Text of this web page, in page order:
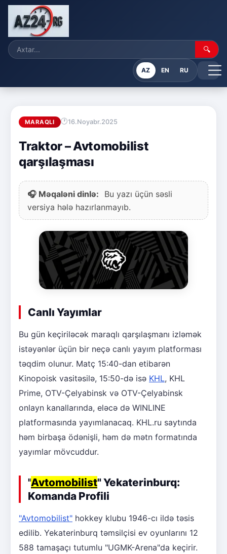
🔍
AZ EN RU
MARAQLI 16.Noyabr.2025
Traktor – Avtomobilist
qarşılaşması
🎧 Məqaləni dinlə:
Bu yazı üçün səsli
versiya hələ hazırlanmayıb.
Canlı Yayımlar
Bu gün keçiriləcək maraqlı qarşılaşmanı izləmək
istəyənlər üçün bir neçə canlı yayım platforması
təqdim olunur. Matç 15:40-dan etibarən
Kinopoisk vasitəsilə, 15:50-də isə KHL, KHL
Prime, OTV-Çelyabinsk və OTV-Çelyabinsk
onlayn kanallarında, eləcə də WINLINE
platformasında yayımlanacaq. KHL.ru saytında
həm birbaşa ödənişli, həm də mətn formatında
yayımlar mövcuddur.
"Avtomobilist" Yekaterinburq:
Komanda Profili
"Avtomobilist" hokkey klubu 1946-cı ildə təsis
edilib. Yekaterinburq təmsilçisi ev oyunlarını 12
588 tamaşaçı tutumlu "UGMK-Arena"da keçirir.